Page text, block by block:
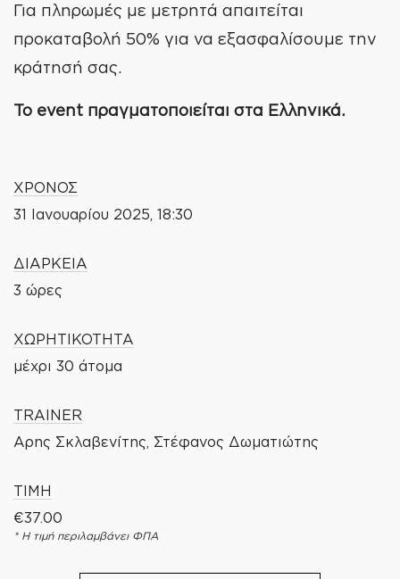
Για πληρωμές με μετρητά απαιτείται
προκαταβολή 50% για να εξασφαλίσουμε την
κράτησή σας.
Το event πραγματοποιείται στα Ελληνικά.
ΧΡΟΝΟΣ
31 Ιανουαρίου 2025, 18:30
ΔΙΑΡΚΕΙΑ
3 ώρες
ΧΩΡΗΤΙΚΟΤΗΤΑ
μέχρι 30 άτομα
TRAINER
Αρης Σκλαβενίτης, Στέφανος Δωματιώτης
ΤΙΜΗ
€37.00
* Η τιμή περιλαμβάνει ΦΠΑ